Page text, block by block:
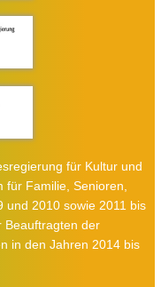
für Kultur und
Familie, Senioren,
und 2010 sowie 2011 bis
Beauftragten der
in den Jahren 2014 bis